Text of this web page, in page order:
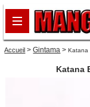
Accueil >Gintama >Katana
Katana